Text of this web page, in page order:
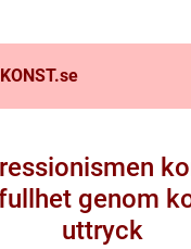
se
genom
uttryck